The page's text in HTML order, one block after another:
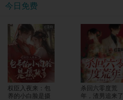
今日免费
权臣入夜来：包
养的小白脸是摄
杀回六零度荒
年，渣男追来了